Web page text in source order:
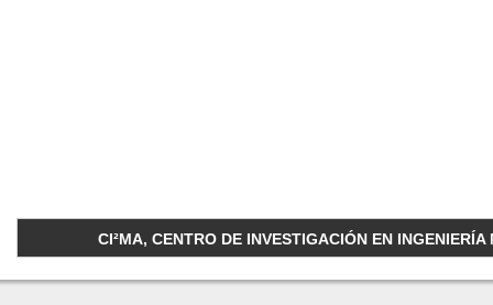
CI²MA, CENTRO DE INVESTIGACIÓN EN